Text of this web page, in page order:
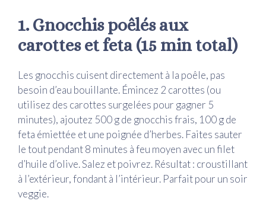
1. Gnocchis poêlés aux
carottes et feta (15 min total)
Les gnocchis cuisent directement à la poêle, pas
besoin d’eau bouillante. Émincez 2 carottes (ou
utilisez des carottes surgelées pour gagner 5
minutes), ajoutez 500 g de gnocchis frais, 100 g de
feta émiettée et une poignée d’herbes. Faites sauter
le tout pendant 8 minutes à feu moyen avec un filet
d’huile d’olive. Salez et poivrez. Résultat : croustillant
à l’extérieur, fondant à l’intérieur. Parfait pour un soir
veggie.